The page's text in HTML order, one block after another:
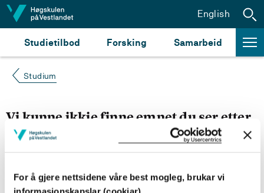
For å gjere nettsidene våre best mogleg, brukar vi
informasjonskapslar (cookiar)
Hopp til innhald
Studietilbod Forsking Samarbeid
English
Studium
Vi kunne ikkje finne emnet du ser etter
søke opp emnet du ser etter i
engelsk emneplan ved å klikke på «English».